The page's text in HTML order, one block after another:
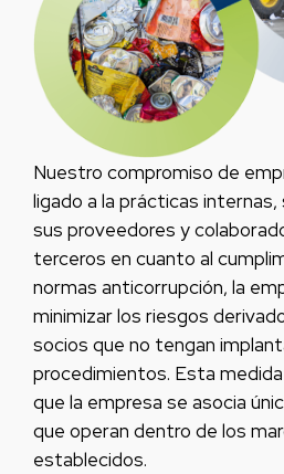
Nuestro compromiso de
ligado a la prácticas
sus proveedores y
terceros en cuanto al
normas anticorrupción, la
minimizar los riesgos
socios que no tengan
procedimientos. Esta
que la empresa se asocia
que operan dentro de los
establecidos.